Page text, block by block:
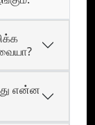
என்ன